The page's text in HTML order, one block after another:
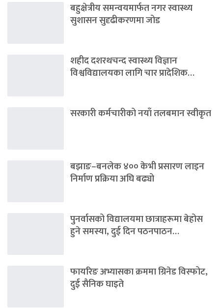
बहुक्षेत्रीय समन्वयमार्फत नगर स्वास्थ्य
सुशासन सुदृढीकरणमा जोड
शहीद दशरथचन्द स्वास्थ्य विज्ञान
विश्वविद्यालयका लागि चार प्रादेशिक…
सरकारी कर्मचारीको नयाँ तलबमान स्वीकृत
बझाङ–बनलेक ४०० केभी प्रसारण लाइन
निर्माण प्रक्रिया अघि बढ्यो
पुनर्वासको विद्यालयमा छात्राहरूमा बेहोस
हुने समस्या, दुई दिन पठनपाठन…
फायरिङ अभ्यासका क्रममा ग्रिनेड विस्फोट,
दुई सैनिक घाइते